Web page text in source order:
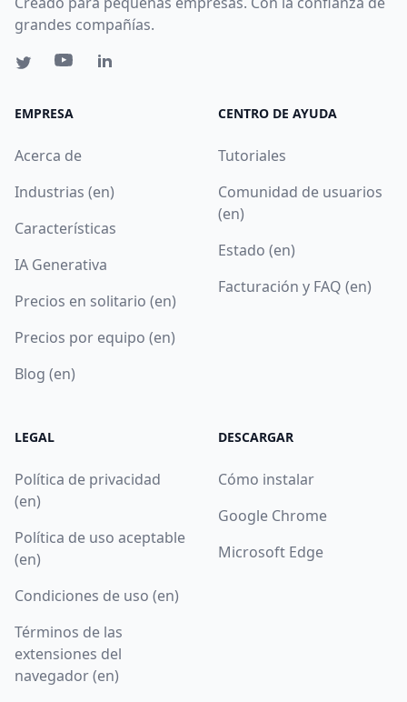
grandes compañías.
EMPRESA
Acerca de
Industrias (en)
Características
IA Generativa
Precios en solitario (en)
Precios por equipo (en)
Blog (en)
CENTRO DE AYUDA
Tutoriales
Comunidad de usuarios
(en)
Estado (en)
Facturación y FAQ (en)
LEGAL
Política de privacidad
(en)
Política de uso aceptable
(en)
Condiciones de uso (en)
Términos de las
extensiones del
navegador (en)
DESCARGAR
Cómo instalar
Google Chrome
Microsoft Edge